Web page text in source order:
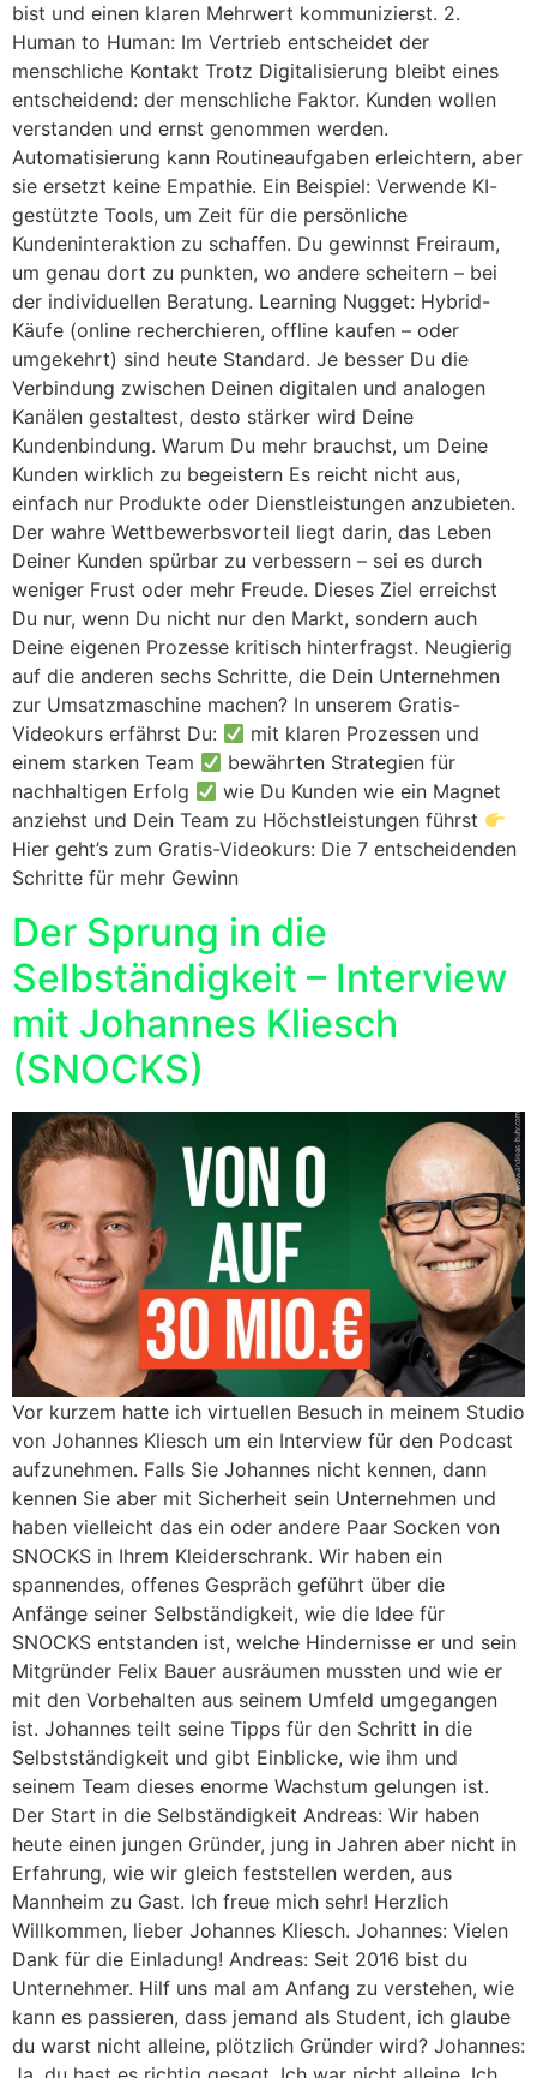
bist und einen klaren Mehrwert kommunizierst. 2.
Human to Human: Im Vertrieb entscheidet der
menschliche Kontakt Trotz Digitalisierung bleibt eines
entscheidend: der menschliche Faktor. Kunden wollen
verstanden und ernst genommen werden.
Automatisierung kann Routineaufgaben erleichtern, aber
sie ersetzt keine Empathie. Ein Beispiel: Verwende KI-
gestützte Tools, um Zeit für die persönliche
Kundeninteraktion zu schaffen. Du gewinnst Freiraum,
um genau dort zu punkten, wo andere scheitern – bei
der individuellen Beratung. Learning Nugget: Hybrid-
Käufe (online recherchieren, offline kaufen – oder
umgekehrt) sind heute Standard. Je besser Du die
Verbindung zwischen Deinen digitalen und analogen
Kanälen gestaltest, desto stärker wird Deine
Kundenbindung. Warum Du mehr brauchst, um Deine
Kunden wirklich zu begeistern Es reicht nicht aus,
einfach nur Produkte oder Dienstleistungen anzubieten.
Der wahre Wettbewerbsvorteil liegt darin, das Leben
Deiner Kunden spürbar zu verbessern – sei es durch
weniger Frust oder mehr Freude. Dieses Ziel erreichst
Du nur, wenn Du nicht nur den Markt, sondern auch
Deine eigenen Prozesse kritisch hinterfragst. Neugierig
auf die anderen sechs Schritte, die Dein Unternehmen
zur Umsatzmaschine machen? In unserem Gratis-
Videokurs erfährst Du:
mit klaren Prozessen und
einem starken Team
bewährten Strategien für
nachhaltigen Erfolg
wie Du Kunden wie ein Magnet
anziehst und Dein Team zu Höchstleistungen führst
Hier geht’s zum Gratis-Videokurs: Die 7 entscheidenden
Schritte für mehr Gewinn
Der Sprung in die
Selbständigkeit – Interview
mit Johannes Kliesch
(SNOCKS)
Vor kurzem hatte ich virtuellen Besuch in meinem Studio
von Johannes Kliesch um ein Interview für den Podcast
aufzunehmen. Falls Sie Johannes nicht kennen, dann
kennen Sie aber mit Sicherheit sein Unternehmen und
haben vielleicht das ein oder andere Paar Socken von
SNOCKS in Ihrem Kleiderschrank. Wir haben ein
spannendes, offenes Gespräch geführt über die
Anfänge seiner Selbständigkeit, wie die Idee für
SNOCKS entstanden ist, welche Hindernisse er und sein
Mitgründer Felix Bauer ausräumen mussten und wie er
mit den Vorbehalten aus seinem Umfeld umgegangen
ist. Johannes teilt seine Tipps für den Schritt in die
Selbstständigkeit und gibt Einblicke, wie ihm und
seinem Team dieses enorme Wachstum gelungen ist.
Der Start in die Selbständigkeit Andreas: Wir haben
heute einen jungen Gründer, jung in Jahren aber nicht in
Erfahrung, wie wir gleich feststellen werden, aus
Mannheim zu Gast. Ich freue mich sehr! Herzlich
Willkommen, lieber Johannes Kliesch. Johannes: Vielen
Dank für die Einladung! Andreas: Seit 2016 bist du
Unternehmer. Hilf uns mal am Anfang zu verstehen, wie
kann es passieren, dass jemand als Student, ich glaube
du warst nicht alleine, plötzlich Gründer wird? Johannes: